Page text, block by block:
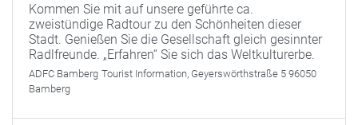
Kommen Sie mit auf unsere geführte ca.
zweistündige Radtour zu den Schönheiten dieser
Stadt. Genießen Sie die Gesellschaft gleich gesinnter
Radlfreunde. „Erfahren“ Sie sich das Weltkulturerbe.
ADFC Bamberg Tourist Information, Geyerswörthstraße 5 96050
Bamberg